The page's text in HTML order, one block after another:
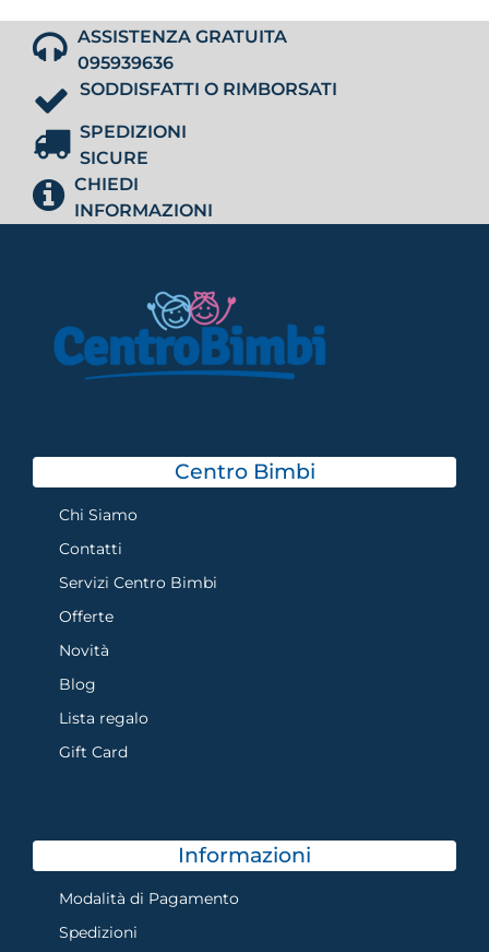
ASSISTENZA GRATUITA
095939636
SODDISFATTI O RIMBORSATI
SPEDIZIONI
SICURE
CHIEDI
INFORMAZIONI
Centro Bimbi
Chi Siamo
Contatti
Servizi Centro Bimbi
Offerte
Novità
Blog
Lista regalo
Gift Card
Informazioni
Modalità di Pagamento
Spedizioni